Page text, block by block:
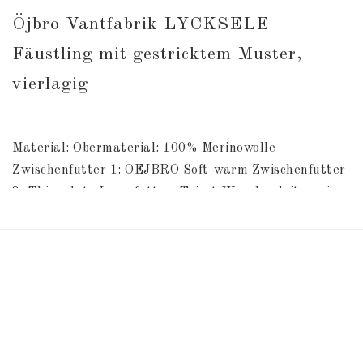
Öjbro Vantfabrik LYCKSELE
Fäustling mit gestricktem Muster,
vierlagig
Material: Obermaterial: 100% Merinowolle
Zwischenfutter 1: OEJBRO Soft-warm Zwischenfutter
2: Thinsulate Innenfutter: Tricot Waschanleitung im